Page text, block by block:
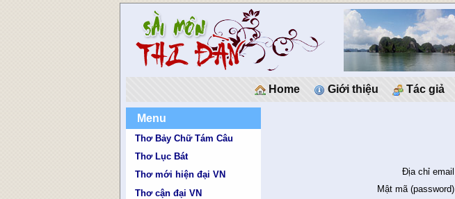
Home Giới thiệu Tác giả
Menu
Thơ Bảy Chữ Tám Câu
Thơ Lục Bát
Thơ mới hiện đại VN
Thơ cận đại VN
Địa chỉ email
Mật mã (password)